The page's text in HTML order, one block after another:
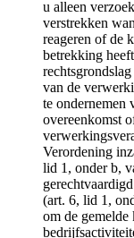
u alleen
verstrekken
reageren of de
betrekking
van de
te ondernemen
overeenkomst
Verordening
lid 1, onder b,
(art. 6, lid 1,
om de